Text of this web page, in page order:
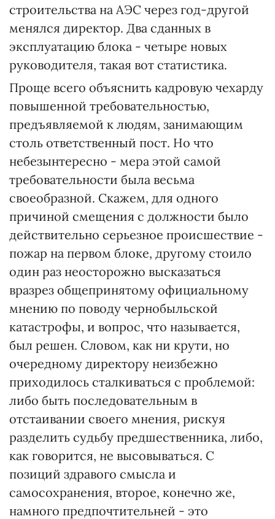
строительства на АЭС через год-другой
менялся директор. Два сданных в
эксплуатацию блока - четыре новых
руководителя, такая вот статистика.
Проще всего объяснить кадровую чехарду
повышенной требовательностью,
предъявляемой к людям, занимающим
столь ответственный пост. Но что
небезынтересно - мера этой самой
требовательности была весьма
своеобразной. Скажем, для одного
причиной смещения с должности было
действительно серьезное происшествие -
пожар на первом блоке, другому стоило
один раз неосторожно высказаться
вразрез общепринятому официальному
мнению по поводу чернобыльской
катастрофы, и вопрос, что называется,
был решен. Словом, как ни крути, но
очередному директору неизбежно
приходилось сталкиваться с проблемой:
либо быть последовательным в
отстаивании своего мнения, рискуя
разделить судьбу предшественника, либо,
как говорится, не высовываться. С
позиций здравого смысла и
самосохранения, второе, конечно же,
намного предпочтительней - это